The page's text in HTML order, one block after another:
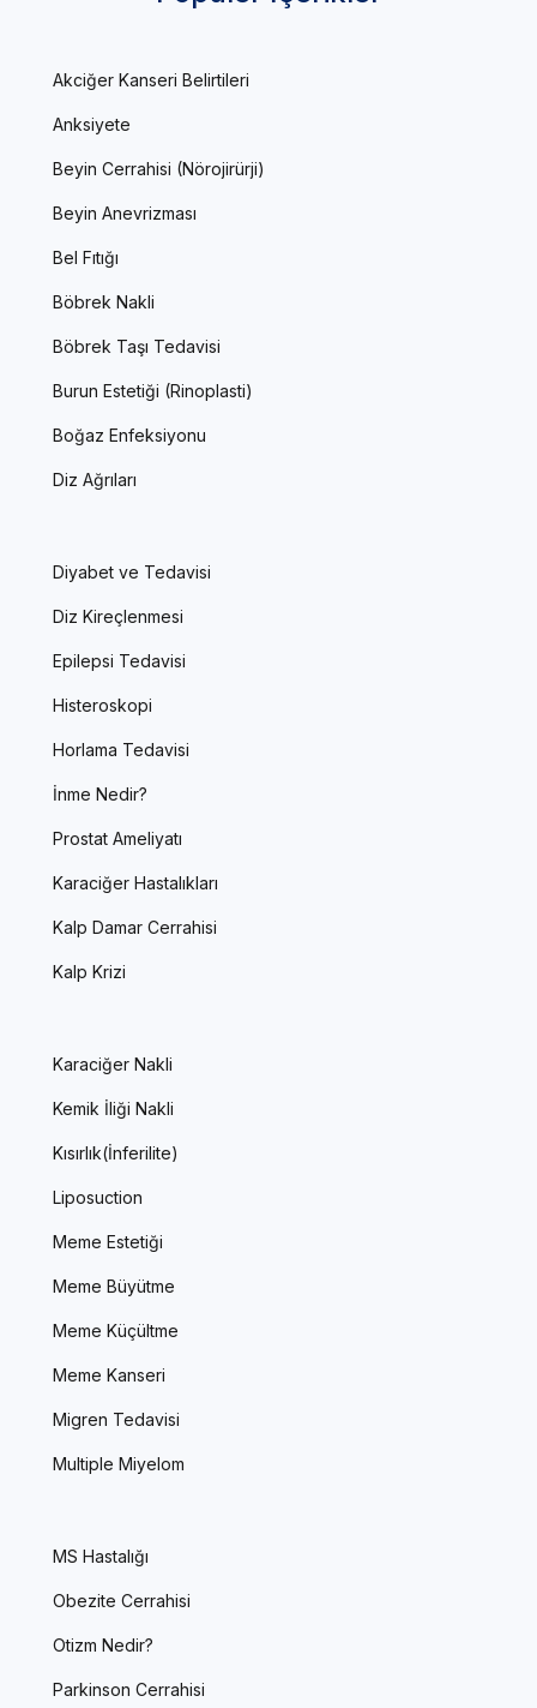
Akciğer Kanseri Belirtileri
Anksiyete
Beyin Cerrahisi (Nörojirürji)
Beyin Anevrizması
Bel Fıtığı
Böbrek Nakli
Böbrek Taşı Tedavisi
Burun Estetiği (Rinoplasti)
Boğaz Enfeksiyonu
Diz Ağrıları
Diyabet ve Tedavisi
Diz Kireçlenmesi
Epilepsi Tedavisi
Histeroskopi
Horlama Tedavisi
İnme Nedir?
Prostat Ameliyatı
Karaciğer Hastalıkları
Kalp Damar Cerrahisi
Kalp Krizi
Karaciğer Nakli
Kemik İliği Nakli
Kısırlık(İnferilite)
Liposuction
Meme Estetiği
Meme Büyütme
Meme Küçültme
Meme Kanseri
Migren Tedavisi
Multiple Miyelom
MS Hastalığı
Obezite Cerrahisi
Otizm Nedir?
Parkinson Cerrahisi